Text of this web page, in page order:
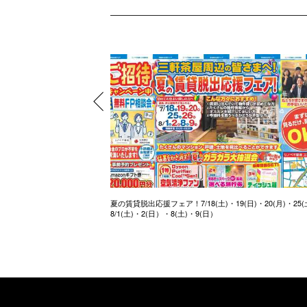
夏の賃貸脱出応援フェア！7/18(土)・19(日)・20(月)・25(
8/1(土)・2(日）・8(土)・9(日）